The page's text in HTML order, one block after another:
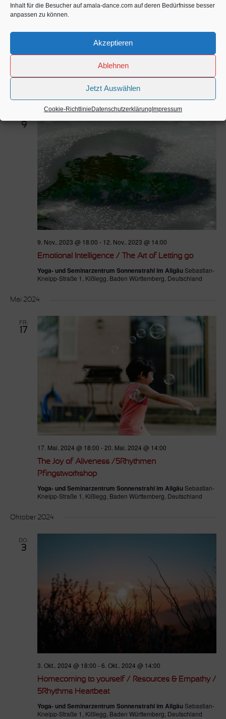
Inhalt für die Besucher auf amala-dance.com auf deren Bedürfnisse besser
anpassen zu können.
Akzeptieren
Ablehnen
Jetzt Auswählen
Cookie-RichtlinieDatenschutzerklärungImpressum
Emotional Intelligence / Trust & Courage /
Yoga- und Seminarzentrum Sonnenstrahl im Allgäu
9
9. Nov.. 2023 @ 18:00 - 12. Nov.. 2023 @ 14:00
Emotional Intelligence / The Art of Letting go
Yoga- und Seminarzentrum Sonnenstrahl im AllgäuSebastian-
Kneipp-Straße 1, Kißlegg, Baden Württemberg, Deutschland
Mai 2024
FR.
17
17. Mai. 2024 @ 18:00 -20. Mai. 2024 @ 14:00
The Joy of Aliveness /5Rhythmen
Pfingstworkshop
Yoga- und Seminarzentrum Sonnenstrahl im AllgäuSebastian-
Kneipp-Straße 1, Kißlegg, Baden Württemberg, Deutschland
Oktober 2024
DO.
3
3. Okt.. 2024 @ 18:00 -6. Okt.. 2024 @ 14:00
Homecoming to yourself / Resources & Empathy /
5Rhythms Heartbeat
Yoga- und Seminarzentrum Sonnenstrahl im AllgäuSebastian-
Kneipp-Straße 1, Kißlegg, Baden Württemberg, Deutschland